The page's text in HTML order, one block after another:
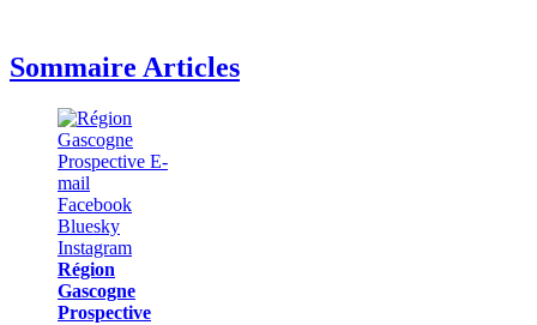
Sommaire Articles
Région
Gascogne
Prospective